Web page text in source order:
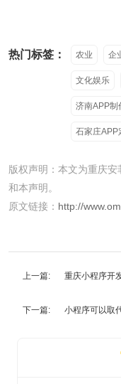
热门标签： 农业 企
文化娱乐
济南APP制
石家庄APP
版权声明：本文为重庆
和本声明。
原文链接： http://
上一篇: 重庆小程序开
下一篇: 小程序可以取